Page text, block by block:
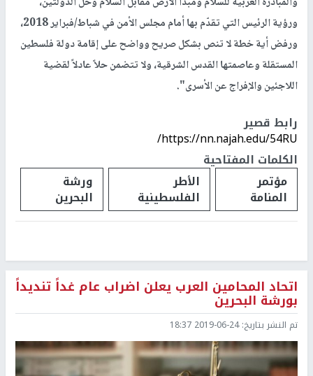
ورؤية الرئيس التي تقدّم بها أمام مجلس الأمن في شباط/فبراير 2018،
ورفض أية خطة لا تنص بشكل صريح وواضح على إقامة دولة فلسطين
المستقلة وعاصمتها القدس الشرقية، ولا تتضمن حلاً عادلاً لقضية
اللاجئين والإفراج عن الأسرى".
رابط قصير
https://nn.najah.edu/54RU/
الكلمات المفتاحية
مؤتمر
المنامة
الأطر
الفلسطينية
ورشة
البحرين
اتحاد المحامين العرب يعلن اضراب عام غداً تنديداً
بورشة البحرين
تم النشر بتاريخ:2019-06-24 18:37